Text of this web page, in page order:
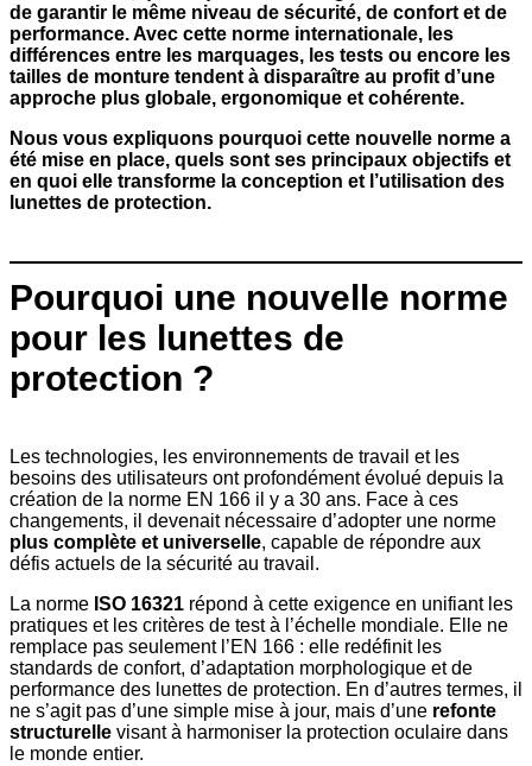
de garantir le même niveau de sécurité, de confort et de
performance. Avec cette norme internationale, les
différences entre les marquages, les tests ou encore les
tailles de monture tendent à disparaître au profit d’une
approche plus globale, ergonomique et cohérente.
Nous vous expliquons pourquoi cette nouvelle norme a
été mise en place, quels sont ses principaux objectifs et
en quoi elle transforme la conception et l’utilisation des
lunettes de protection.
Pourquoi une nouvelle norme
pour les lunettes de
protection ?
Les technologies, les environnements de travail et les
besoins des utilisateurs ont profondément évolué depuis la
création de la norme EN 166 il y a 30 ans. Face à ces
changements, il devenait nécessaire d’adopter une norme
plus complète et universelle, capable de répondre aux
défis actuels de la sécurité au travail.
La norme ISO 16321 répond à cette exigence en unifiant les
pratiques et les critères de test à l’échelle mondiale. Elle ne
remplace pas seulement l’EN 166 : elle redéfinit les
standards de confort, d’adaptation morphologique et de
performance des lunettes de protection. En d’autres termes, il
ne s’agit pas d’une simple mise à jour, mais d’une refonte
structurelle visant à harmoniser la protection oculaire dans
le monde entier.